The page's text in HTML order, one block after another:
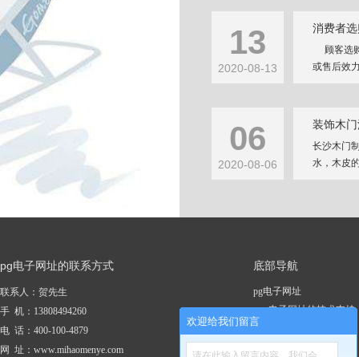
13
2020-08-13
消费者
顾客选
或售后效
06
2020-08-06
装饰木
长沙木门
水，木皮
pg电子网址的联系方式
联系人：贺先生
手 机：13808494260
电 话：400-100-4879
网 址：www.mihaomenye.com
底部导航
pg电子网址
pg电子网址的技术支持
关于pg电子网址
欢迎给我们留言